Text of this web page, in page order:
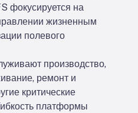
фокусируется на
жизненным
полевого
производство,
ремонт и
критические
платформы